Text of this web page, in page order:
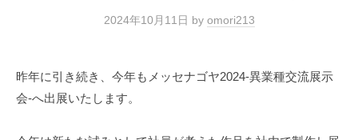
2024年10月11日 by omori213
昨年に引き続き、今年もメッセナゴヤ2024-異業種交流展示
会-へ出展いたします。